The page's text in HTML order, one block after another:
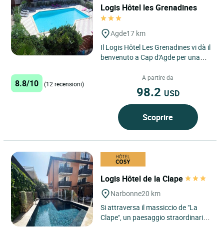
Logis Hôtel les Grenadines
Agde17 km
Il Logis Hôtel Les Grenadines vi dà il
benvenuto a Cap d'Agde per una
mare, nel cuore...
8.8/10 (12 recensioni)
A partire da
98.2 USD
Scoprire
Logis Hôtel de la Clape
Narbonne20 km
Si attraversa il massiccio de "La
Clape", un paesaggio straordinario,